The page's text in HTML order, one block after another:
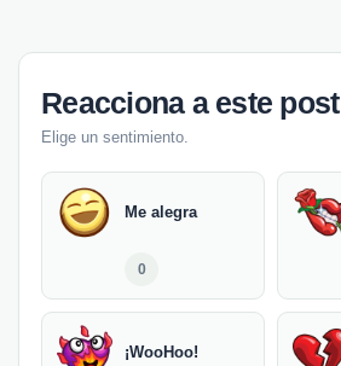
Reacciona a este post
Elige un sentimiento.
Me alegra
0
¡WooHoo!